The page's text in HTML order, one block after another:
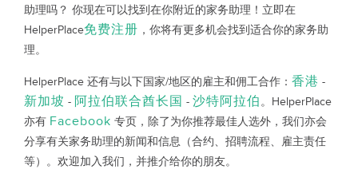
助理吗？ 你现在可以找到在你附近的家务助理！立即在
HelperPlace免费注册 ，你将有更多机会找到适合你的家务助
理。
HelperPlace 还有与以下国家/地区的雇主和佣工合作： 香港 -
新加坡 - 阿拉伯联合酋长国 - 沙特阿拉伯。HelperPlace
亦有 Facebook 专页，除了为你推荐最佳人选外，我们亦会
分享有关家务助理的新闻和信息（合约、招聘流程、雇主责任
等）。欢迎加入我们，并推介给你的朋友。